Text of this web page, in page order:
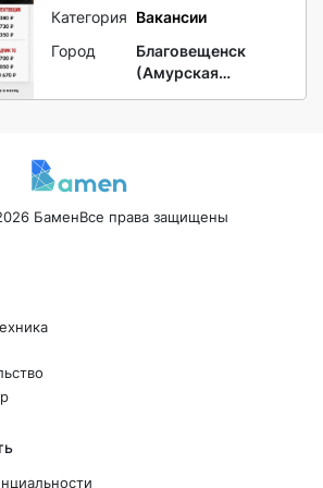
Категория Вакансии
Город
Благовещенск
(Амурская
БаменВсе права защищены